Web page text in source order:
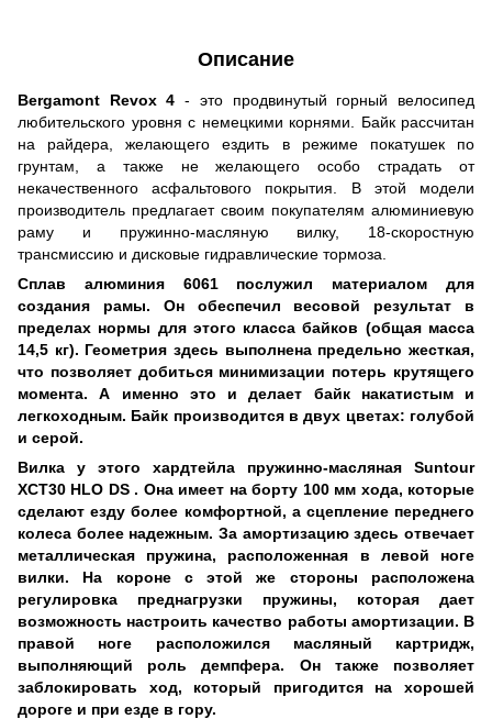
Описание
Bergamont Revox 4- это продвинутый горный велосипед
любительского уровня с немецкими корнями. Байк рассчитан
на райдера, желающего ездить в режиме покатушек по
грунтам, а также не желающего особо страдать от
некачественного асфальтового покрытия. В этой модели
производитель предлагает своим покупателям алюминиевую
раму и пружинно-масляную вилку, 18-скоростную
трансмиссию и дисковые гидравлические тормоза.
Сплав алюминия 6061 послужил материалом для
создания рамы. Он обеспечил весовой результат в
пределах нормы для этого класса байков (общая масса
14,5 кг). Геометрия здесь выполнена предельно жесткая,
что позволяет добиться минимизации потерь крутящего
момента. А именно это и делает байк накатистым и
легкоходным. Байк производится в двух цветах: голубой
и серой.
Вилка у этого хардтейла пружинно-масляная Suntour
XCT30 HLO DS . Она имеет на борту 100 мм хода, которые
сделают езду более комфортной, а сцепление переднего
колеса более надежным. За амортизацию здесь отвечает
металлическая пружина, расположенная в левой ноге
вилки. На короне с этой же стороны расположена
регулировка преднагрузки пружины, которая дает
возможность настроить качество работы амортизации. В
правой ноге расположился масляный картридж,
выполняющий роль демпфера. Он также позволяет
заблокировать ход, который пригодится на хорошей
дороге и при езде в гору.